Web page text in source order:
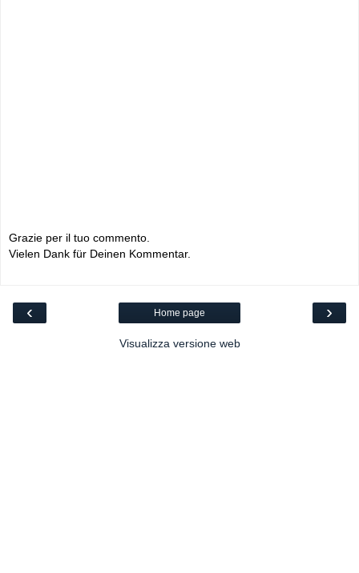
Grazie per il tuo commento.
Vielen Dank für Deinen Kommentar.
‹ ›
Home page
Visualizza versione web